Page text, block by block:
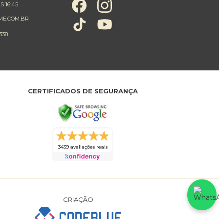
16:45
CERTIFICADOS DE SEGURANÇA
3439 avaliações reais
CRIAÇÃO